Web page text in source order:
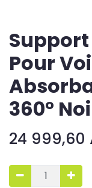
Pour
360°
24 999,60